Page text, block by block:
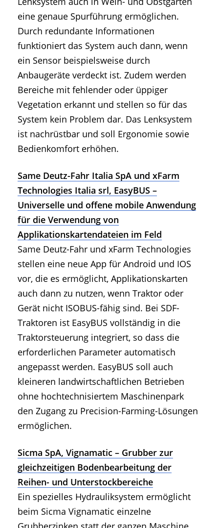
eine genaue Spurführung ermöglichen.
Durch redundante Informationen
funktioniert das System auch dann, wenn
ein Sensor beispielsweise durch
Anbaugeräte verdeckt ist. Zudem werden
Bereiche mit fehlender oder üppiger
Vegetation erkannt und stellen so für das
System kein Problem dar. Das Lenksystem
ist nachrüstbar und soll Ergonomie sowie
Bedienkomfort erhöhen.
Same Deutz-Fahr Italia SpA und xFarm
Technologies Italia srl, EasyBUS –
Universelle und offene mobile Anwendung
für die Verwendung von
Applikationskartendateien im Feld
Same Deutz-Fahr und xFarm Technologies
stellen eine neue App für Android und IOS
vor, die es ermöglicht, Applikationskarten
auch dann zu nutzen, wenn Traktor oder
Gerät nicht ISOBUS-fähig sind. Bei SDF-
Traktoren ist EasyBUS vollständig in die
Traktorsteuerung integriert, so dass die
erforderlichen Parameter automatisch
angepasst werden. EasyBUS soll auch
kleineren landwirtschaftlichen Betrieben
ohne hochtechnisiertem Maschinenpark
den Zugang zu Precision-Farming-Lösungen
ermöglichen.
Sicma SpA, Vignamatic – Grubber zur
gleichzeitigen Bodenbearbeitung der
Reihen- und Unterstockbereiche
Ein spezielles Hydrauliksystem ermöglicht
beim Sicma Vignamatic einzelne